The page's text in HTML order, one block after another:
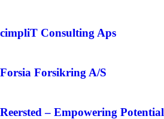
cimpliT Consulting Aps
Forsia Forsikring A/S
Reersted – Empowering Potential